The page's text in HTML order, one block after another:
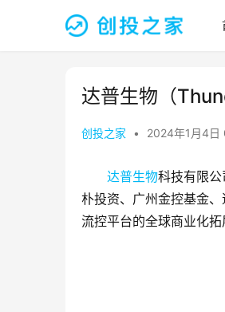
达普生物（
创投之家 • 2024年1月4日
达普生物科技有限公
朴投资、广州金控基金
流控平台的全球商业化拓